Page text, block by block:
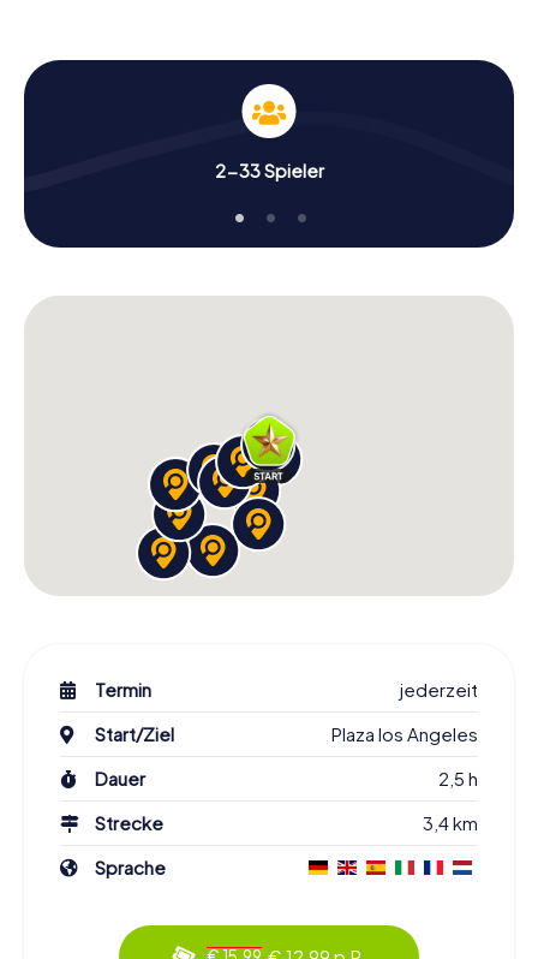
2-33 Spieler
Termin
jederzeit
Start/Ziel
Plaza los Angeles
Dauer
2,5 h
Strecke
3,4 km
Sprache